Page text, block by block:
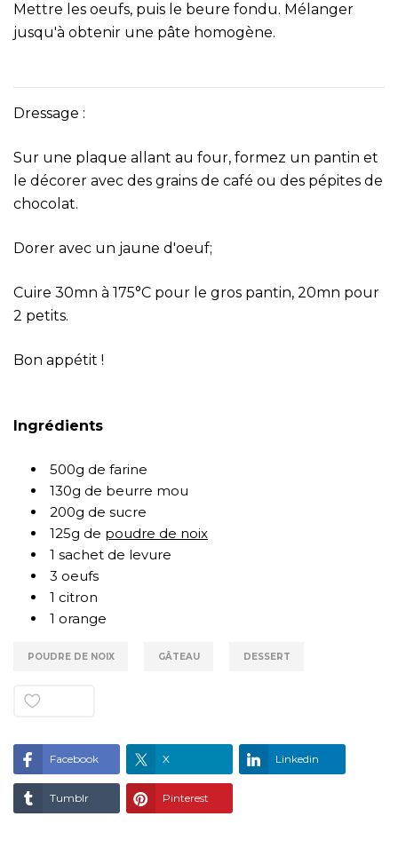
Mettre les oeufs, puis le beure fondu. Mélanger
jusqu'à obtenir une pâte homogène.
Dressage :
Sur une plaque allant au four, formez un pantin et
le décorer avec des grains de café ou des pépites de
chocolat.
Dorer avec un jaune d'oeuf;
Cuire 30mn à 175°C pour le gros pantin, 20mn pour
2 petits.
Bon appétit !
Ingrédients
500g de farine
130g de beurre mou
200g de sucre
125g de poudre de noix
1 sachet de levure
3 oeufs
1 citron
1 orange
POUDRE DE NOIX GÂTEAU DESSERT
Facebook X Linkedin
Tumblr Pinterest